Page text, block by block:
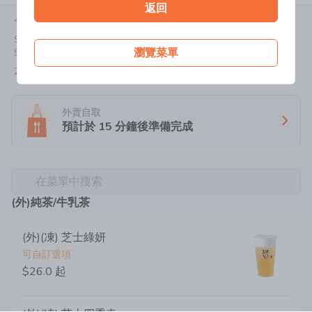
返回
瀏覽菜單
今天:11:30-21:45
Shop No.2001,Level 2, MOS Twon (Phase 4), No.18 On Luk
Street, Sha Tin, New Territories
2300 1777
外賣自取
預計於 15 分鐘後準備完成
在菜單中搜索
(外)純茶/牛乳茶
(外)(凍) 芝士綠妍
可自訂選項
$26.0 起